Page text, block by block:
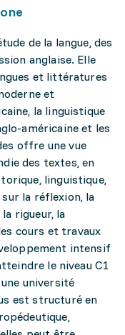
de la langue, des
anglaise. Elle
et littératures
et
la linguistique
américaine et les
offre une vue
des textes, en
linguistique,
la réflexion, la
rigueur, la
cours et travaux
intensif
le niveau C1
université
est structuré en